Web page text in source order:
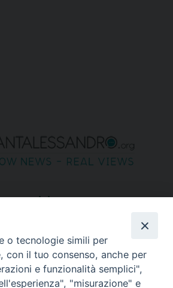
seguici su
o tecnologie simili per
con il tuo consenso, anche per
e funzionalità semplici",
"misurazione" e